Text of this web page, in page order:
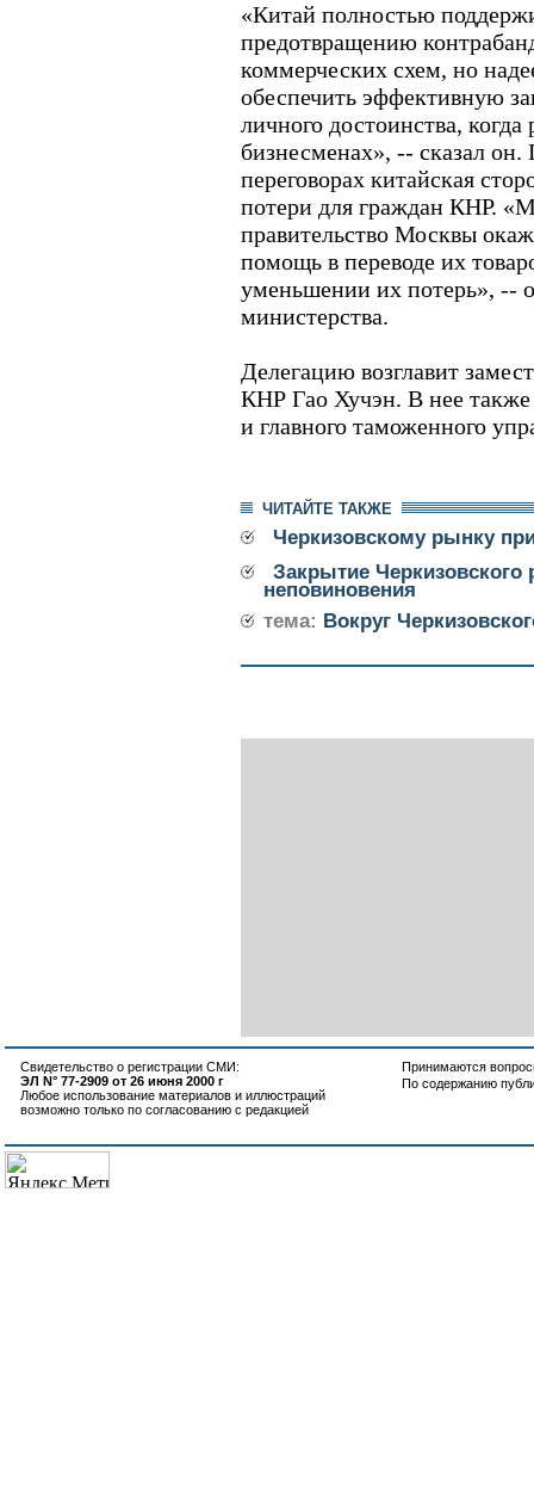
«Китай полностью
предотвращению
коммерческих схем, но
обеспечить эффективную
личного достоинства,
бизнесменах», -- сказал
переговорах китайская
потери для граждан КНР.
правительство Москвы
помощь в переводе их
уменьшении их потерь», --
министерства.
Делегацию возглавит
КНР Гао Хучэн. В нее
и главного таможенного
ЧИТАЙТЕ ТАКЖЕ
Черкизовскому рынку
Закрытие
неповиновения
тема: Вокруг
Свидетельство о регистрации СМИ:
ЭЛ N° 77-2909 от 26 июня 2000 г
Любое использование материалов и иллюстраций
возможно только по согласованию с редакцией
Принимаются
По содержанию